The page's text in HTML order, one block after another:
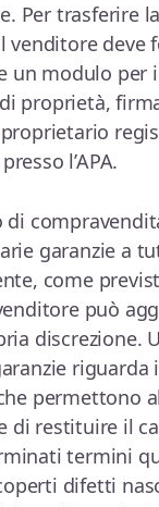
Per trasferire la
venditore deve
un modulo per
proprietà,
l’APA.
garanzie a
come
può
discrezione.
riguarda
permettono al
di restituire il
termini
difetti